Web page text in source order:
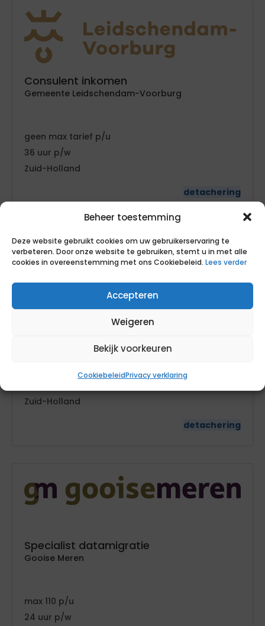
Beheer toestemming
Deze website gebruikt cookies om uw gebruikerservaring te
verbeteren. Door onze website te gebruiken, stemt u in met alle
cookies in overeenstemming met ons Cookiebeleid. Lees verder
Accepteren
Weigeren
Bekijk voorkeuren
CookiebeleidPrivacy verklaring
Consulent inkomen
Gemeente Leidschendam-Voorburg
geen
tarief
36
Zuid-Holland
detachering
Communicatieadviseur sociaal domein
Krimpen aan den IJssel
Zuid-Holland
detachering
Specialist datamigratie
Gooise Meren
110
24